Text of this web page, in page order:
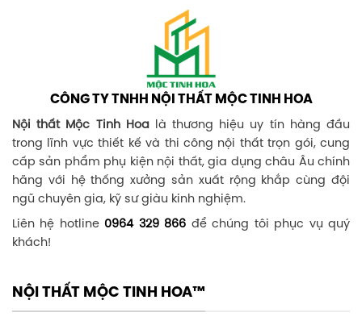
CÔNG TY TNHH NỘI THẤT MỘC TINH HOA
Nội thất Mộc Tinh Hoalà thương hiệu uy tín hàng đầu
trong lĩnh vực thiết kế và thi công nội thất trọn gói, cung
cấp sản phẩm phụ kiện nội thất, gia dụng châu Âu chính
hãng với hệ thống xưởng sản xuất rộng khắp cùng đội
ngũ chuyên gia, kỹ sư giàu kinh nghiệm.
Liên hệ hotline 0964 329 866 để chúng tôi phục vụ quý
khách!
NỘI THẤT MỘC TINH HOA™